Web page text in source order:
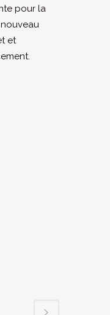
pour la
et